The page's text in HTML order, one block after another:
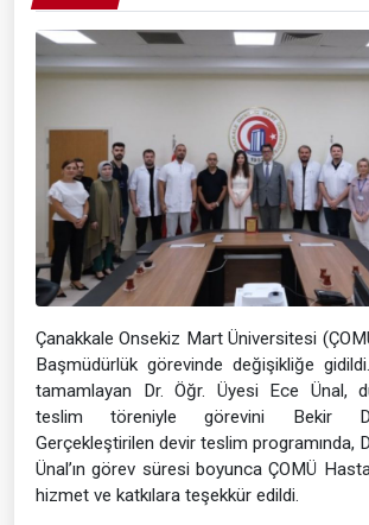
Çanakkale Onsekiz Mart Üniversitesi
Başmüdürlük görevinde değişikliğe
tamamlayan Dr. Öğr. Üyesi Ece Ünal,
teslim töreniyle görevini Bekir
Gerçekleştirilen devir teslim programında,
Ünal’ın görev süresi boyunca ÇOMÜ
hizmet ve katkılara teşekkür edildi.